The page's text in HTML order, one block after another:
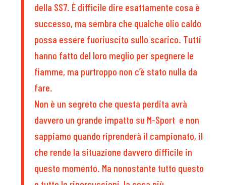
della SS7. È difficile dire esattamente cosa è
successo, ma sembra che qualche olio caldo
possa essere fuoriuscito sullo scarico. Tutti
hanno fatto del loro meglio per spegnere le
fiamme, ma purtroppo non c’è stato nulla da
fare.
Non è un segreto che questa perdita avrà
davvero un grande impatto su M-Sport e non
sappiamo quando riprenderà il campionato, il
che rende la situazione davvero difficile in
questo momento. Ma nonostante tutto questo